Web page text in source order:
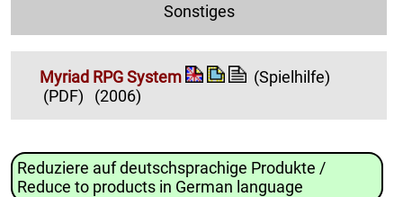
Sonstiges
Myriad RPG System
(Spielhilfe)
(PDF)
(2006)
Reduziere auf deutschsprachige Produkte /
Reduce to products in German language